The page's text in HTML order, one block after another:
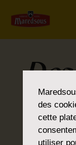
des
cette
utiliser